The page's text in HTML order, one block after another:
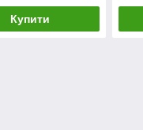
Купити